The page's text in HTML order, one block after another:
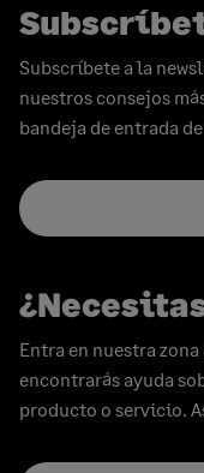
Subscríbete a la
nuestros consejos
bandeja de entrada
Entra en nuestra
encontrarás ayuda
producto o servicio.